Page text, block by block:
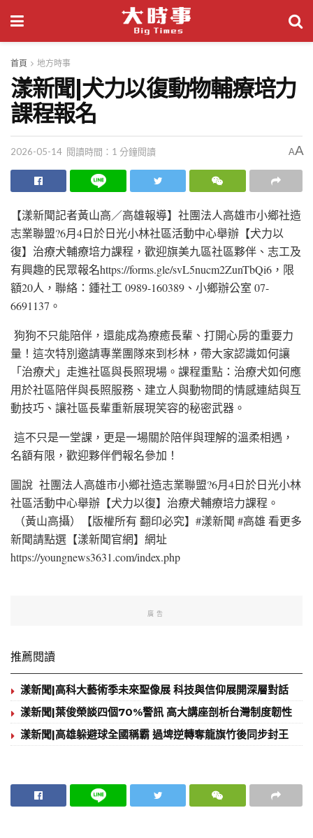
首頁 地方時事
漾新聞|犬力以復動物輔療培力
課程報名
2026-05-14 閱讀時間：1 分鐘閱讀 AA
【漾新聞記者黃山高／高雄報導】社團法人高雄市小鄉社造
志業聯盟?6月4日於日光小林社區活動中心舉辦【犬力以
復】治療犬輔療培力課程，歡迎旗美九區社區夥伴、志工及
有興趣的民眾報名https://forms.gle/svL5nucm2ZunTbQi6，限
額20人，聯絡：鍾社工 0989-160389、小鄉辦公室 07-
6691137。
狗狗不只能陪伴，還能成為療癒長輩、打開心房的重要力
量！這次特別邀請專業團隊來到杉林，帶大家認識如何讓
「治療犬」走進社區與長照現場。課程重點：治療犬如何應
用於社區陪伴與長照服務、建立人與動物間的情感連結與互
動技巧、讓社區長輩重新展現笑容的秘密武器。
這不只是一堂課，更是一場關於陪伴與理解的溫柔相遇，
名額有限，歡迎夥伴們報名參加！
圖說 社團法人高雄市小鄉社造志業聯盟?6月4日於日光小林
社區活動中心舉辦【犬力以復】治療犬輔療培力課程。
（黃山高攝）【版權所有 翻印必究】#漾新聞 #高雄 看更多
新聞請點選【漾新聞官網】網址
https://youngnews3631.com/index.php
廣告
推薦閱讀
漾新聞|高科大藝術季未來聖像展 科技與信仰展開深層對話
漾新聞|葉俊榮談四個70%警訊 高大講座剖析台灣制度韌性
漾新聞|高雄躲避球全國稱霸 過埤逆轉奪龍旗竹後同步封王